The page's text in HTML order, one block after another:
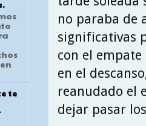
no paraba de
significativas
con el
en el
reanudado el
dejar pasar
te